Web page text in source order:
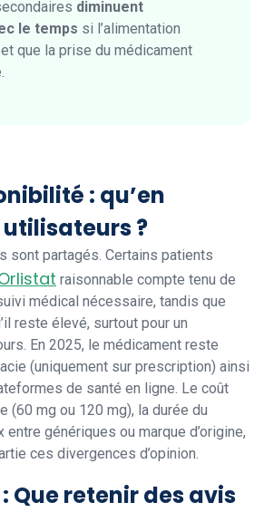
diminuent
le temps si l’alimentation
que la prise du médicament
: qu’en
?
sont partagés. Certains patients
raisonnable compte tenu de
médical nécessaire, tandis que
reste élevé, surtout pour un
En 2025, le médicament reste
(uniquement sur prescription) ainsi
de santé en ligne. Le coût
(60 mg ou 120 mg), la durée du
génériques ou marque d’origine,
ces divergences d’opinion.
Que retenir des avis